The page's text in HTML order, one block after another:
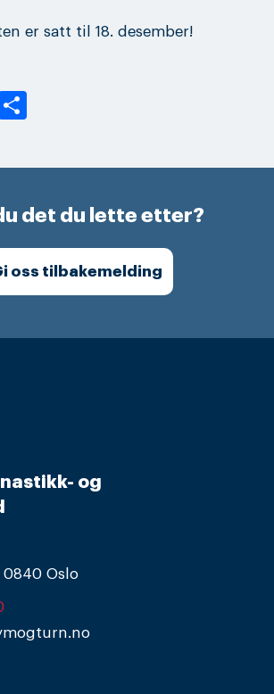
er satt til 18. desember!
Email
det du lette etter?
oss tilbakemelding
og
0840 Oslo